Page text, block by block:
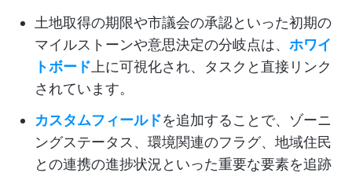
土地取得の期限や市議会の承認といった初期の
マイルストーンや意思決定の分岐点は、 ホワイ
トボード 上に可視化され、タスクと直接リンク
されています。
カスタムフィールドを追加することで、ゾーニ
ングステータス、環境関連のフラグ、地域住民
との連携の進捗状況といった重要な要素を追跡